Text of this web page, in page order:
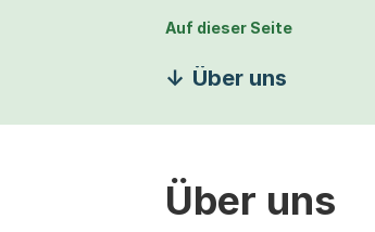
Auf dieser Seite
Über uns
Über uns